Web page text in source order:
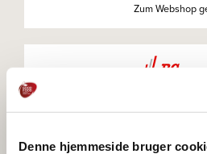
Denne hjemmeside bruger
Zum Webshop